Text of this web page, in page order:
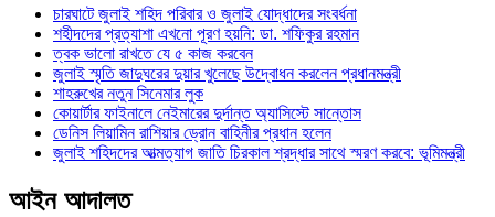
চারঘাটে জুলাই শহিদ পরিবার ও জুলাই যোদ্ধাদের সংবর্ধনা
শহীদদের প্রত্যাশা এখনো পূরণ হয়নি: ডা. শফিকুর রহমান
ত্বক ভালো রাখতে যে ৫ কাজ করবেন
জুলাই স্মৃতি জাদুঘরের দুয়ার খুলেছে উদ্বোধন করলেন প্রধানমন্ত্রী
শাহরুখের নতুন সিনেমার লুক
কোয়ার্টার ফাইনালে নেইমারের দুর্দান্ত অ্যাসিস্টে সান্তোস
ডেনিস লিয়ামিন রাশিয়ার ড্রোন বাহিনীর প্রধান হলেন
জুলাই শহিদদের আত্মত্যাগ জাতি চিরকাল শ্রদ্ধার সাথে স্মরণ করবে: ভূমিমন্ত্রী
আইন আদালত